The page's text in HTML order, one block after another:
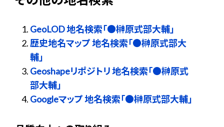
GeoLOD 地名検索「●榊原式部大輔」
歴史地名マップ 地名検索「●榊原式部大
輔」
Geoshapeリポジトリ 地名検索「●榊原式
部大輔」
Googleマップ 地名検索「●榊原式部大輔」